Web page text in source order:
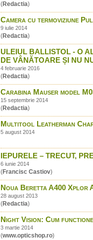
(Redactia)
Camera cu termoviziune
9 iulie 2014
(Redactia)
ULEIUL BALLISTOL - O
DE VÂNĂTOARE ȘI NU
4 februarie 2016
(Redactia)
Carabina Mauser model
15 septembrie 2014
(Redactia)
Multitool Leatherman
5 august 2014
IEPURELE – TRECUT,
6 iunie 2014
(Francisc Castiov)
Noua Beretta A400 Xplor
28 august 2013
(Redactia)
Night Vision: Cum
3 martie 2014
(www.opticshop.ro)